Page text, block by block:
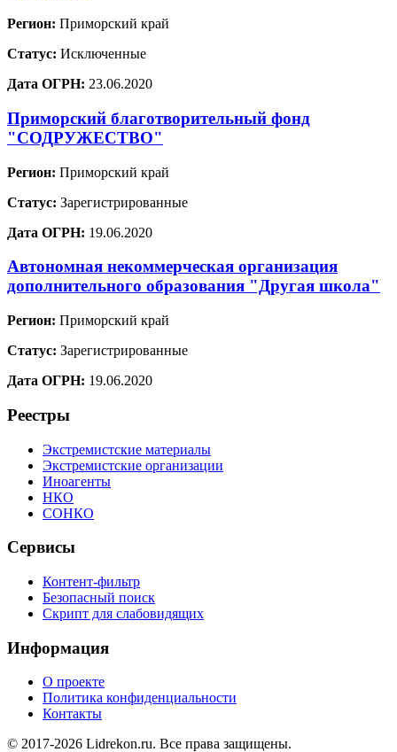
Регион: Приморский край
Статус: Исключенные
Дата ОГРН: 23.06.2020
Приморский благотворительный фонд
"СОДРУЖЕСТВО"
Регион: Приморский край
Статус: Зарегистрированные
Дата ОГРН: 19.06.2020
Автономная некоммерческая организация
дополнительного образования "Другая школа"
Регион: Приморский край
Статус: Зарегистрированные
Дата ОГРН: 19.06.2020
Реестры
Экстремистские материалы
Экстремистские организации
Иноагенты
НКО
СОНКО
Сервисы
Контент-фильтр
Безопасный поиск
Скрипт для слабовидящих
Информация
О проекте
Политика конфиденциальности
Контакты
© 2017-2026 Lidrekon.ru. Все права защищены.